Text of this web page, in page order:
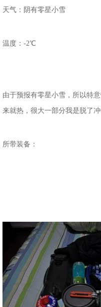
天气：阴有零星小雪
温度：-2℃
由于预报有零星小雪，所以特
来就热，很大一部分我是脱了冲
所带装备：